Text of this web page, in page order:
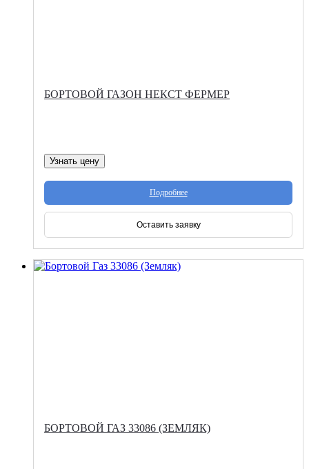
БОРТОВОЙ ГАЗОН НЕКСТ ФЕРМЕР
Узнать цену
Подробнее
Оставить заявку
БОРТОВОЙ ГАЗ 33086 (ЗЕМЛЯК)